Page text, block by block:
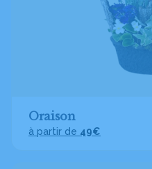
Oraison
à partir de 49€